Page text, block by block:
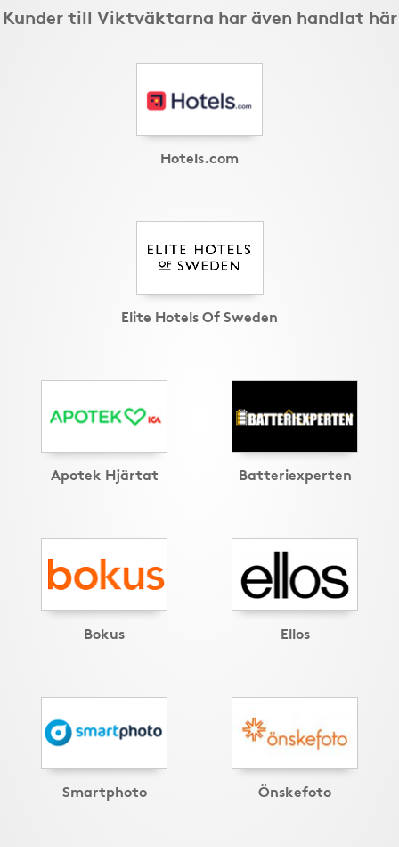
Kunder till Viktväktarna har även handlat här
Hotels.com
Elite Hotels Of Sweden
Apotek Hjärtat Batteriexperten
Bokus Ellos
Smartphoto Önskefoto